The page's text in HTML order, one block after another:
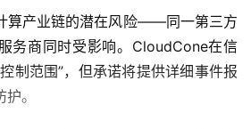
算产业链的潜在风险——同一第三方
务商同时受影响。CloudCone在信
制范围”，但承诺将提供详细事件报
。